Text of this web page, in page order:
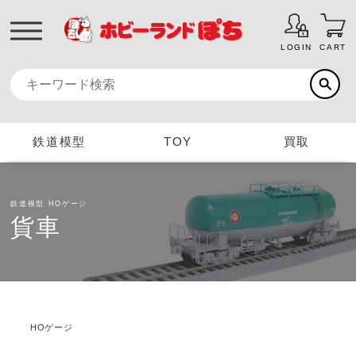
LOGIN CART
鉄道模型 TOY 買取
鉄道模型 HOゲージ
貨車
HOゲージ